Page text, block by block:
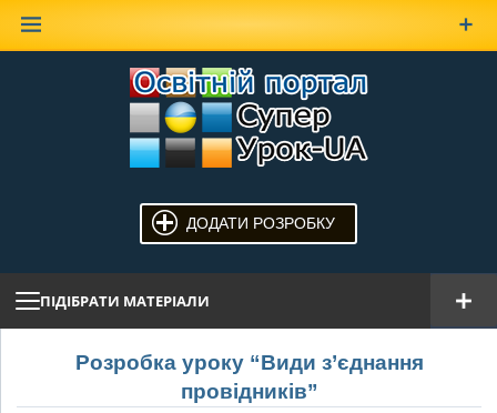
ДОДАТИ РОЗРОБКУ
ПІДІБРАТИ МАТЕРІАЛИ
Розробка уроку “Види з’єднання
провідників”